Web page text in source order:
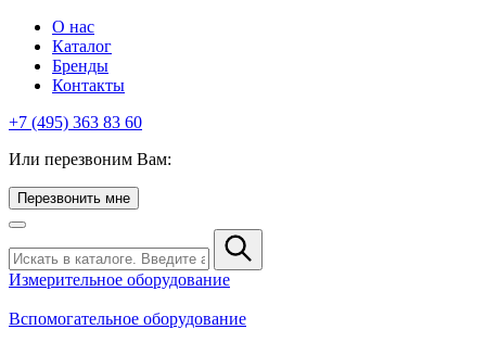
О нас
Каталог
Бренды
Контакты
+7 (495) 363 83 60
Или перезвоним Вам:
Перезвонить мне
Измерительное оборудование
Вспомогательное оборудование